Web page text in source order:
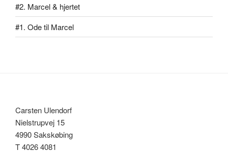
#2. Marcel & hjertet
#1. Ode til Marcel
Carsten Ulendorf
Nielstrupvej 15
4990 Sakskøbing
T 4026 4081